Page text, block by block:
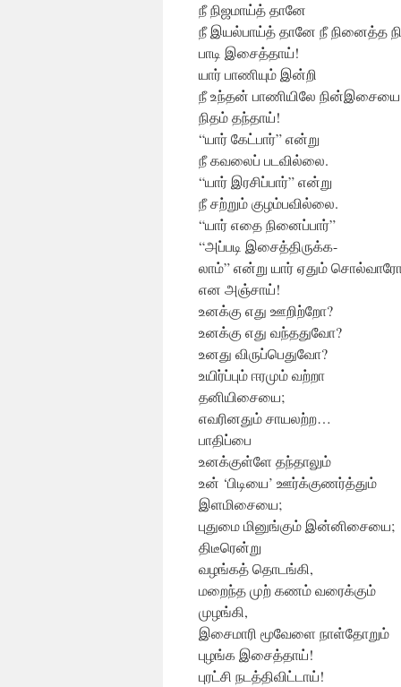
நீ நிஜமாய்த் தானே
நீ இயல்பாய்த் தானே நீ நினைத்த
பாடி இசைத்தாய்!
யார் பாணியும் இன்றி
நீ உந்தன் பாணியிலே நின்இசையை
நிதம் தந்தாய்!
“யார் கேட்பார்” என்று
நீ கவலைப் படவில்லை.
“யார் இரசிப்பார்” என்று
நீ சற்றும் குழம்பவில்லை.
“யார் எதை நினைப்பார்”
“அப்படி இசைத்திருக்க-
லாம்” என்று யார் ஏதும்
என அஞ்சாய்!
உனக்கு எது ஊறிற்றோ?
உனக்கு எது வந்ததுவோ?
உனது விருப்பெதுவோ?
உயிர்ப்பும் ஈரமும் வற்றா
தனியிசையை;
எவரினதும் சாயலற்ற…
பாதிப்பை
உனக்குள்ளே தந்தாலும்
உன் ‘பிடியை’ ஊர்க்குணர்த்தும்
இளமிசையை;
புதுமை மினுங்கும் இன்னிசையை;
திடீரென்று
வழங்கத் தொடங்கி,
மறைந்த முற் கணம் வரைக்கும்
முழங்கி,
இசைமாரி மூவேளை நாள்தோறும்
புழங்க இசைத்தாய்!
புரட்சி நடத்திவிட்டாய்!